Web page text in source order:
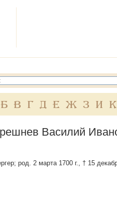
Б В Г Д Е Ж З И К
Василий
род. 2 марта 1700 г., † 15